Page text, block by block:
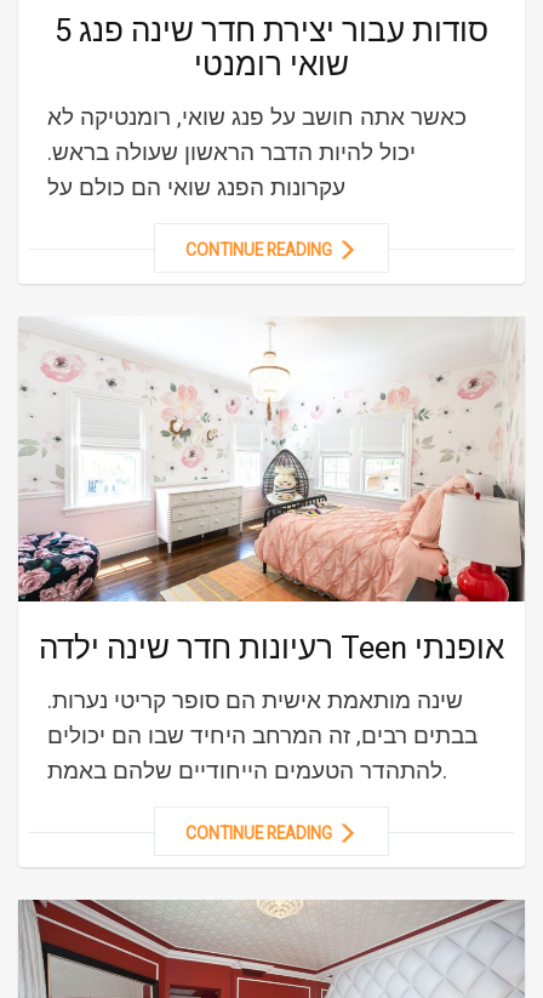
5 סודות עבור יצירת חדר שינה פנג
שואי רומנטי
כאשר אתה חושב על פנג שואי, רומנטיקה לא
יכול להיות הדבר הראשון שעולה בראש.
עקרונות הפנג שואי הם כולם על
CONTINUE READING
רעיונות חדר שינה ילדה Teen אופנתי
שינה מותאמת אישית הם סופר קריטי נערות.
בבתים רבים, זה המרחב היחיד שבו הם יכולים
להתהדר הטעמים הייחודיים שלהם באמת.
CONTINUE READING